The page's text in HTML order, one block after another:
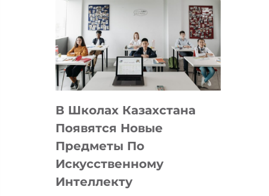
DEAL
VELOCITY
MOST
—
МЕЖДУНАРОДНУЮ
ДЛЯ
ТЕХНОЛОГИЧЕСКИХ
СТАРТАПОВ
В Школах Казахстана
Появятся Новые
Предметы По
Искусственному
Интеллекту